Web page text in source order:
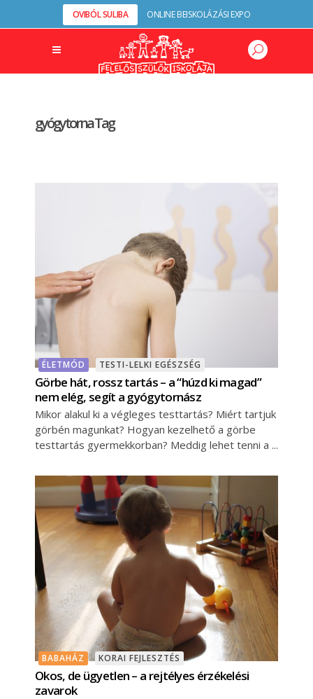
OVIBÓL SULIBA ONLINE BEISKOLÁZÁSI EXPO
gyógytorna Tag
ÉLETMÓD TESTI-LELKI EGÉSZSÉG
Görbe hát, rossz tartás – a “húzd ki magad”
nem elég, segít a gyógytornász
Mikor alakul ki a végleges testtartás? Miért tartjuk
görbén magunkat? Hogyan kezelhető a görbe
testtartás gyermekkorban? Meddig lehet tenni a
BABAHÁZ KORAI FEJLESZTÉS
Okos, de ügyetlen – a rejtélyes érzékelési
zavarok